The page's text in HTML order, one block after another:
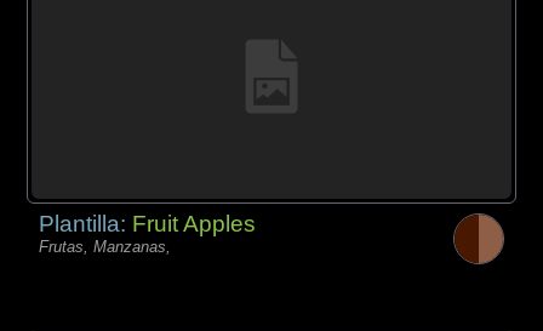
Plantilla: Fruit Apples
Frutas, Manzanas,